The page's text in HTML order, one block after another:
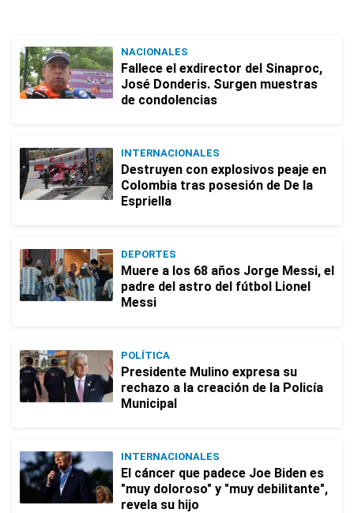
NACIONALES
Fallece el exdirector del Sinaproc,
José Donderis. Surgen muestras
de condolencias
INTERNACIONALES
Destruyen con explosivos peaje en
Colombia tras posesión de De la
Espriella
DEPORTES
Muere a los 68 años Jorge Messi, el
padre del astro del fútbol Lionel
Messi
POLÍTICA
Presidente Mulino expresa su
rechazo a la creación de la Policía
Municipal
INTERNACIONALES
El cáncer que padece Joe Biden es
"muy doloroso" y "muy debilitante",
revela su hijo